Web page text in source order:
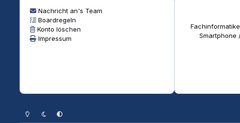
Nachricht an's Team
Boardregeln
Konto löschen
Impressum
Smartphone
Heller ModusDunkler Modus
Systemeinstellung